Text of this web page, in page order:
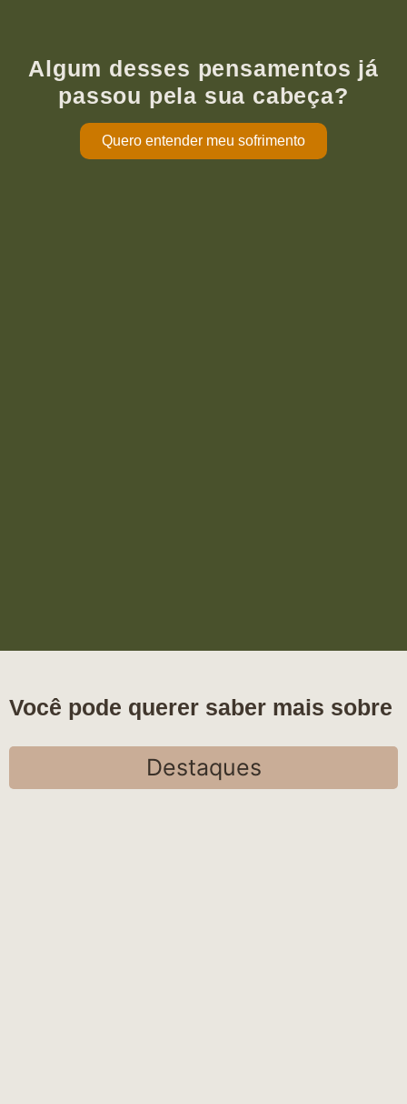
Algum desses pensamentos já
passou pela sua cabeça?
Quero entender meu sofrimento
Você pode querer saber mais sobre
Destaques